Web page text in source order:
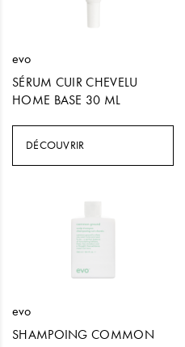
evo
SÉRUM CUIR CHEVELU
HOME BASE 30 ML
DÉCOUVRIR
evo
SHAMPOING COMMON